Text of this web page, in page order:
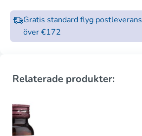
Gratis standard flyg
över €172
Relaterade produkter: